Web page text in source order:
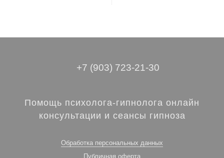
+7 (903) 723-21-30
Помощь психолога-гипнолога онлайн
консультации и сеансы гипноза
Обработка персональных данных
Публичная оферта